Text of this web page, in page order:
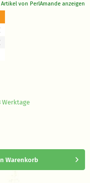
Artikel von PerlAmande anzeigen
Werktage
Warenkorb